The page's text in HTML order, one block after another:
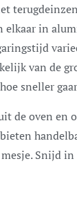
elkaar in
van de
sneller
de oven en
Snijd